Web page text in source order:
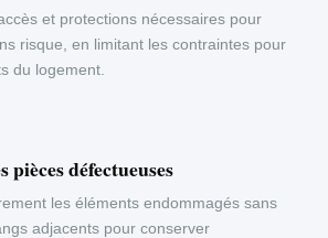
et protections nécessaires pour
risque, en limitant les contraintes pour
du logement.
pièces défectueuses
les éléments endommagés sans
adjacents pour conserver